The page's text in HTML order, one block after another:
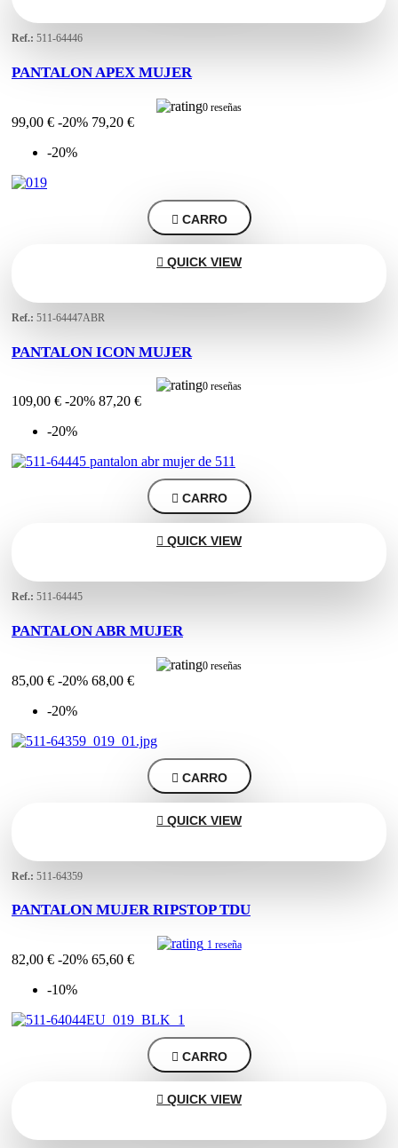
Ref.: 511-64446
PANTALON APEX MUJER
0 reseñas
99,00 € -20% 79,20 €
-20%
 CARRO
 QUICK VIEW
Ref.: 511-64447ABR
PANTALON ICON MUJER
0 reseñas
109,00 € -20% 87,20 €
-20%
 CARRO
 QUICK VIEW
Ref.: 511-64445
PANTALON ABR MUJER
0 reseñas
85,00 € -20% 68,00 €
-20%
 CARRO
 QUICK VIEW
Ref.: 511-64359
PANTALON MUJER RIPSTOP TDU
1 reseña
82,00 € -20% 65,60 €
-10%
 CARRO
 QUICK VIEW